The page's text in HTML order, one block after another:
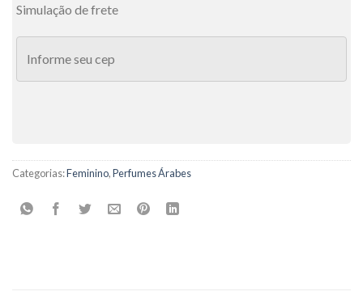
Simulação de frete
Categorias:Feminino,Perfumes Árabes